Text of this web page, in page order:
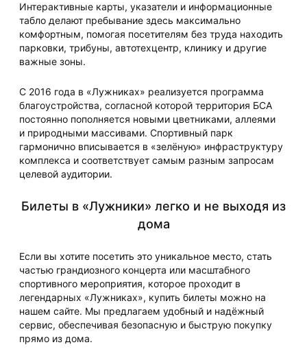
Интерактивные карты, указатели и информационные
табло делают пребывание здесь максимально
комфортным, помогая посетителям без труда находить
парковки, трибуны, автотехцентр, клинику и другие
важные зоны.
С 2016 года в «Лужниках» реализуется программа
благоустройства, согласной которой территория БСА
постоянно пополняется новыми цветниками, аллеями
и природными массивами. Спортивный парк
гармонично вписывается в «зелёную» инфраструктуру
комплекса и соответствует самым разным запросам
целевой аудитории.
Билеты в «Лужники» легко и не выходя из
дома
Если вы хотите посетить это уникальное место, стать
частью грандиозного концерта или масштабного
спортивного мероприятия, которое проходит в
легендарных «Лужниках», купить билеты можно на
нашем сайте. Мы предлагаем удобный и надёжный
сервис, обеспечивая безопасную и быструю покупку
прямо из дома.